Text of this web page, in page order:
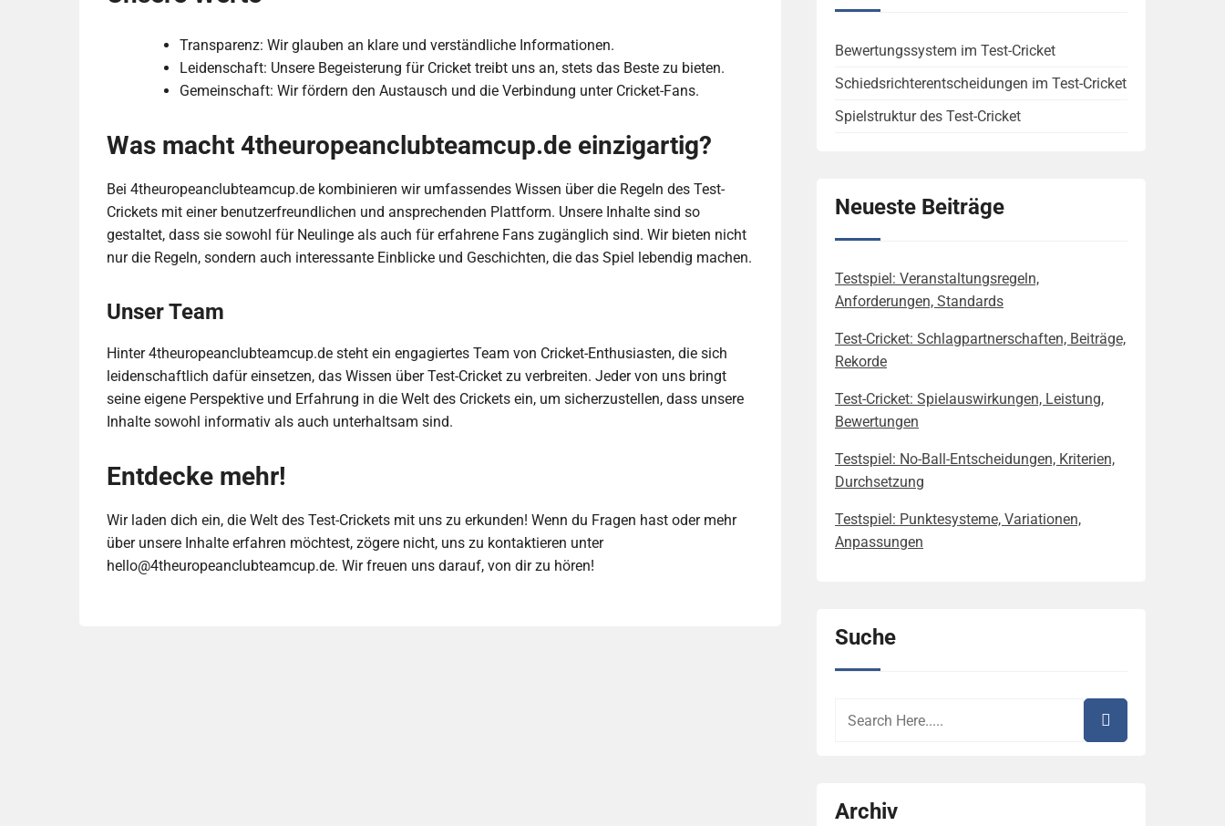
Transparenz: Wir glauben an klare und verständliche Informationen.
Leidenschaft: Unsere Begeisterung für Cricket treibt uns an, stets das Beste zu bieten.
Gemeinschaft: Wir fördern den Austausch und die Verbindung unter Cricket-Fans.
Was macht 4theuropeanclubteamcup.de einzigartig?
Bei 4theuropeanclubteamcup.de kombinieren wir umfassendes Wissen über die Regeln des Test-
Crickets mit einer benutzerfreundlichen und ansprechenden Plattform. Unsere Inhalte sind so
gestaltet, dass sie sowohl für Neulinge als auch für erfahrene Fans zugänglich sind. Wir bieten nicht
nur die Regeln, sondern auch interessante Einblicke und Geschichten, die das Spiel lebendig machen.
Unser Team
Hinter 4theuropeanclubteamcup.de steht ein engagiertes Team von Cricket-Enthusiasten, die sich
leidenschaftlich dafür einsetzen, das Wissen über Test-Cricket zu verbreiten. Jeder von uns bringt
seine eigene Perspektive und Erfahrung in die Welt des Crickets ein, um sicherzustellen, dass unsere
Inhalte sowohl informativ als auch unterhaltsam sind.
Entdecke mehr!
Wir laden dich ein, die Welt des Test-Crickets mit uns zu erkunden! Wenn du Fragen hast oder mehr
über unsere Inhalte erfahren möchtest, zögere nicht, uns zu kontaktieren unter
hello@4theuropeanclubteamcup.de. Wir freuen uns darauf, von dir zu hören!
Bewertungssystem im Test-Cricket
Schiedsrichterentscheidungen im Test-Cricket
Spielstruktur des Test-Cricket
Neueste Beiträge
Testspiel: Veranstaltungsregeln,
Anforderungen, Standards
Test-Cricket: Schlagpartnerschaften, Beiträge,
Rekorde
Test-Cricket: Spielauswirkungen, Leistung,
Bewertungen
Testspiel: No-Ball-Entscheidungen, Kriterien,
Durchsetzung
Testspiel: Punktesysteme, Variationen,
Anpassungen
Suche
Archiv